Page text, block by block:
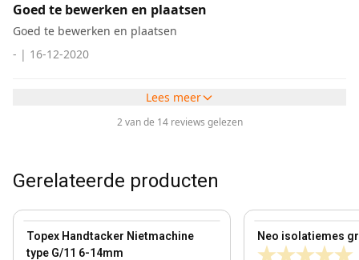
Goed te bewerken en plaatsen
Goed te bewerken en plaatsen
- | 16-12-2020
Lees meer
2 van de 14 reviews gelezen
Gerelateerde producten
Topex Handtacker Nietmachine
type G/11 6-14mm
View product Neo isolatiemes
View product